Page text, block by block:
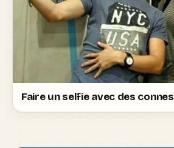
Faire un selfie avec des connes